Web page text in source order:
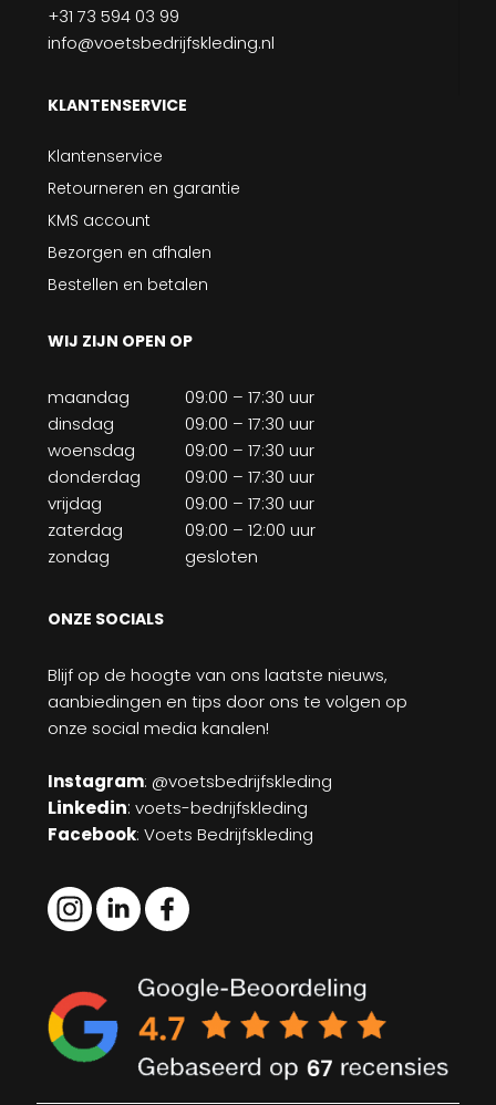
+31 73 594 03 99
info@voetsbedrijfskleding.nl
KLANTENSERVICE
Klantenservice
Retourneren en garantie
KMS account
Bezorgen en afhalen
Bestellen en betalen
WIJ ZIJN OPEN OP
maandag
09:00 – 17:30 uur
dinsdag
09:00 – 17:30 uur
woensdag
09:00 – 17:30 uur
donderdag
09:00 – 17:30 uur
vrijdag
09:00 – 17:30 uur
zaterdag
09:00 – 12:00 uur
zondag
gesloten
ONZE SOCIALS
Blijf op de hoogte van ons laatste nieuws,
aanbiedingen en tips door ons te volgen op
onze social media kanalen!
Instagram: @voetsbedrijfskleding
Linkedin: voets-bedrijfskleding
Facebook: Voets Bedrijfskleding